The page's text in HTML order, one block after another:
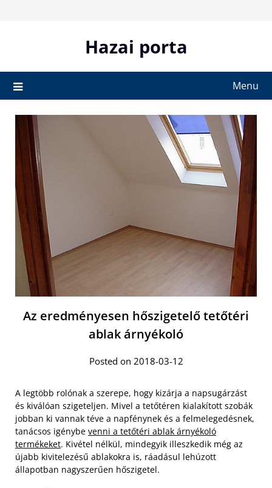
Hazai porta
Menu
Az eredményesen hőszigetelő tetőtéri
ablak árnyékoló
Posted on 2018-03-12
A legtöbb rolónak a szerepe, hogy kizárja a napsugárzást
és kiválóan szigeteljen. Mivel a tetőtéren kialakított szobák
jobban ki vannak téve a napfénynek és a felmelegedésnek,
tanácsos igénybe venni a tetőtéri ablak árnyékoló
termékeket. Kivétel nélkül, mindegyik illeszkedik még az
újabb kivitelezésű ablakokra is, ráadásul lehúzott
állapotban nagyszerűen hőszigetel.